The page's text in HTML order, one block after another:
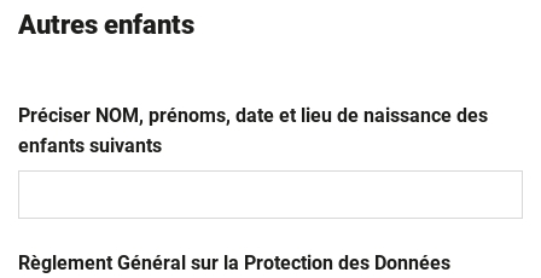
Autres enfants
Préciser NOM, prénoms, date et lieu de naissance des
enfants suivants
Règlement Général sur la Protection des Données